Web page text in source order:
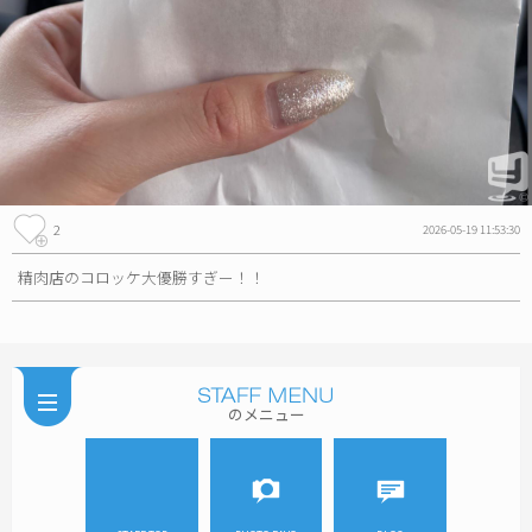
2 2026-05-19 11:53:30
精肉店のコロッケ大優勝すぎー！！
のメニュー